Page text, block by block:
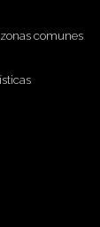
comunes